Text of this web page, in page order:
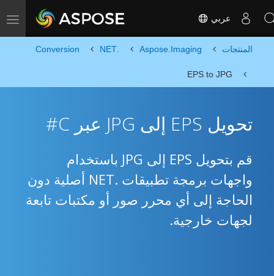
Toggle navigation عربي
المنتجات Aspose.Imaging
Conversion
EPS to JPG
تحويل EPS إلى JPG عبر C#
قم بتحويل EPS إلى JPG باستخدام
واجهات برمجة تطبيقات .NET أصلية دون
الحاجة إلى أي محرر صور أو مكتبات تابعة
لجهات خارجية.